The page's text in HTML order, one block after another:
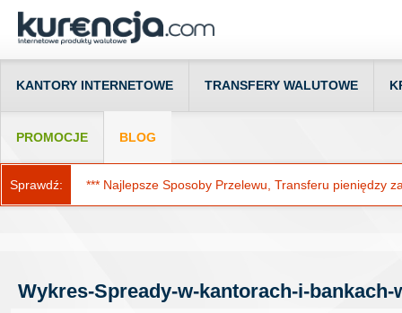
KANTORY INTERNETOWE TRANSFERY WALUTOWE
PROMOCJE BLOG
Sprawdź: *** Najlepsze Sposoby Przelewu, Transferu pieniędzy
Wykres-Spready-w-kantorach-i-bankach-